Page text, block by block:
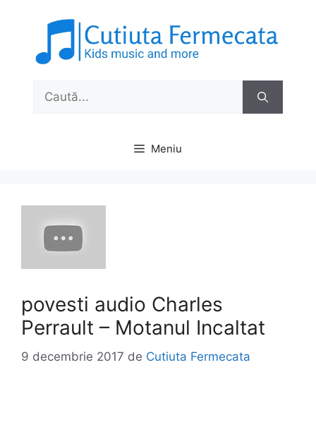
Caută
Meniu
povesti audio Charles
Perrault – Motanul Incaltat
9 decembrie 2017 de Cutiuta Fermecata